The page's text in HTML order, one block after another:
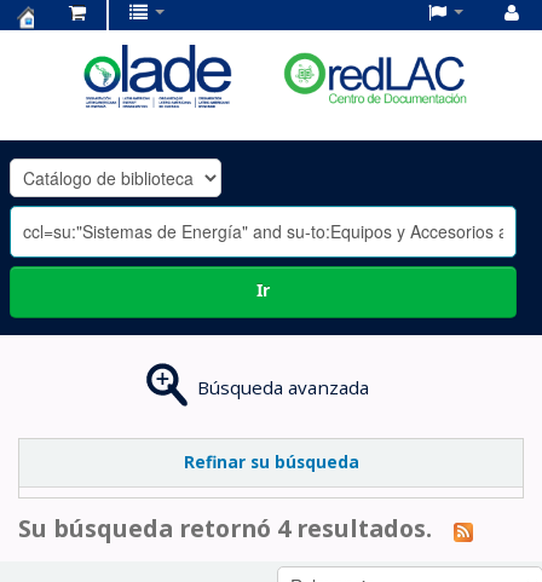
OLADE
-
Ir
Búsqueda avanzada
Refinar su búsqueda
Su búsqueda retornó 4 resultados.